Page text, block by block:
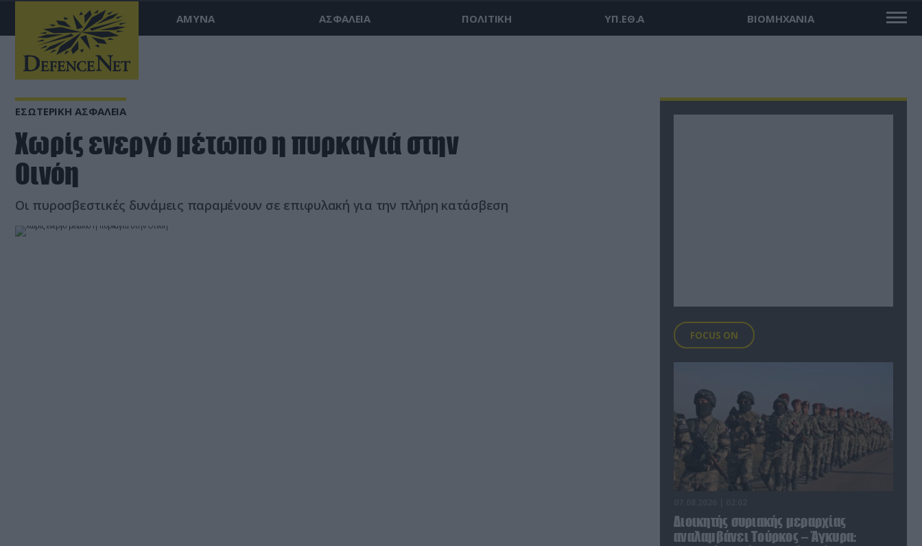
ΑΜΥΝΑ ΑΣΦΑΛΕΙΑ ΠΟΛΙΤΙΚΗ ΥΠ.ΕΘ.Α ΒΙΟΜΗΧΑΝΙΑ
ΕΣΩΤΕΡΙΚΗ ΑΣΦΑΛΕΙΑ
Χωρίς ενεργό μέτωπο η πυρκαγιά στην
Οινόη
Οι πυροσβεστικές δυνάμεις παραμένουν σε επιφυλακή για την πλήρη κατάσβεση
FOCUS ON
Διοικητής συριακής μεραρχίας
αναλαμβάνει Τούρκος – Άγκυρα: